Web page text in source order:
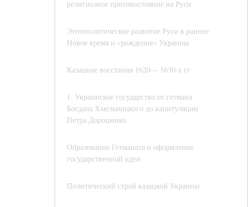
религиозное противостояние на Руси
Этнополитическое развитие Руси в раннее
Новое время и «рождение» Украины
Казацкие восстания 1620— 1630-х гг
1. Украинское государство от гетмана
Богдана Хмельницкого до капитуляции
Петра Дорошенко
Образование Гетманата и оформление
государственной идеи
Политический строй казацкой Украины